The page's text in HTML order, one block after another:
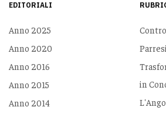
EDITORIALI
Anno 2025
Anno 2020
Anno 2016
Anno 2015
Anno 2014
in